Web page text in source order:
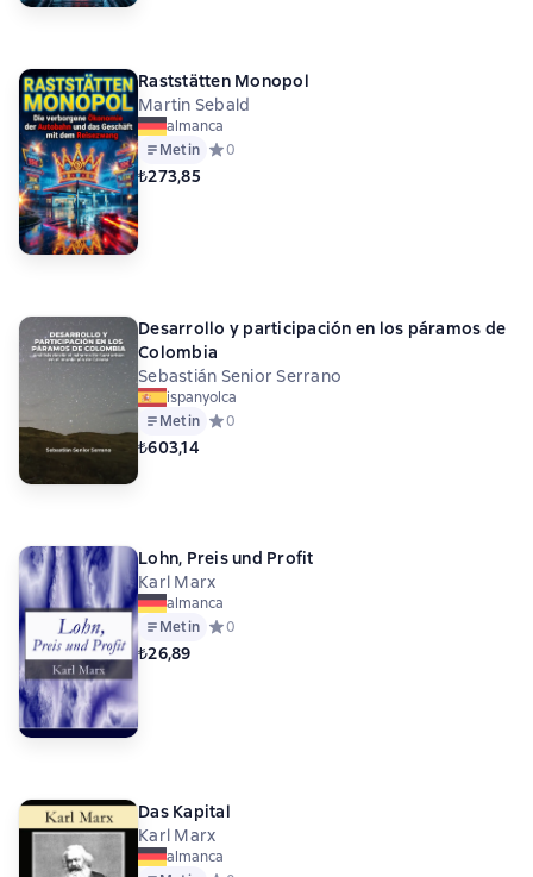
Raststätten Monopol
Martin Sebald
almanca
Metin Средний рейтинг 0 на основе 0 оценок
0
₺273,85
Desarrollo y participación en los páramos de
Colombia
Sebastián Senior Serrano
ispanyolca
Metin Средний рейтинг 0 на основе 0 оценок
0
₺603,14
Lohn, Preis und Profit
Karl Marx
almanca
Metin Средний рейтинг 0 на основе 0 оценок
0
₺26,89
Das Kapital
Karl Marx
almanca